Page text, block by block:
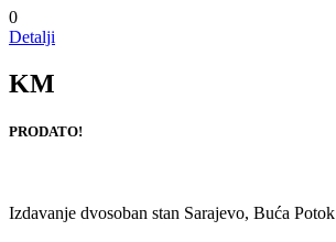
0
Detalji
KM
PRODATO!
Izdavanje dvosoban stan Sarajevo, Buća Potok